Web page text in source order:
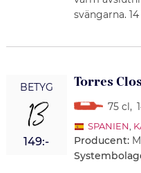
svängarna.
BETYG
13
149:-
Torres
75 cl,
SPANIEN
Producent: